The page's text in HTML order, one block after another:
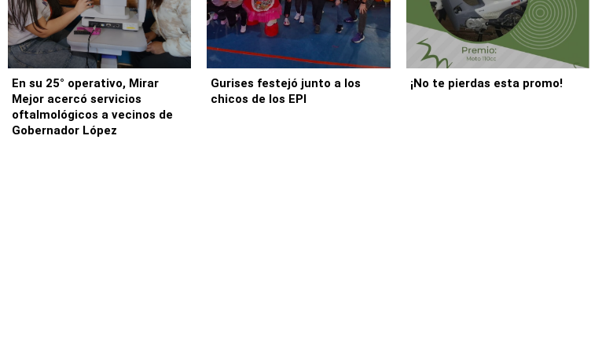
En su 25° operativo, Mirar
Mejor acercó servicios
oftalmológicos a vecinos de
Gobernador López
Gurises festejó junto a los
chicos de los EPI
¡No te pierdas esta promo!